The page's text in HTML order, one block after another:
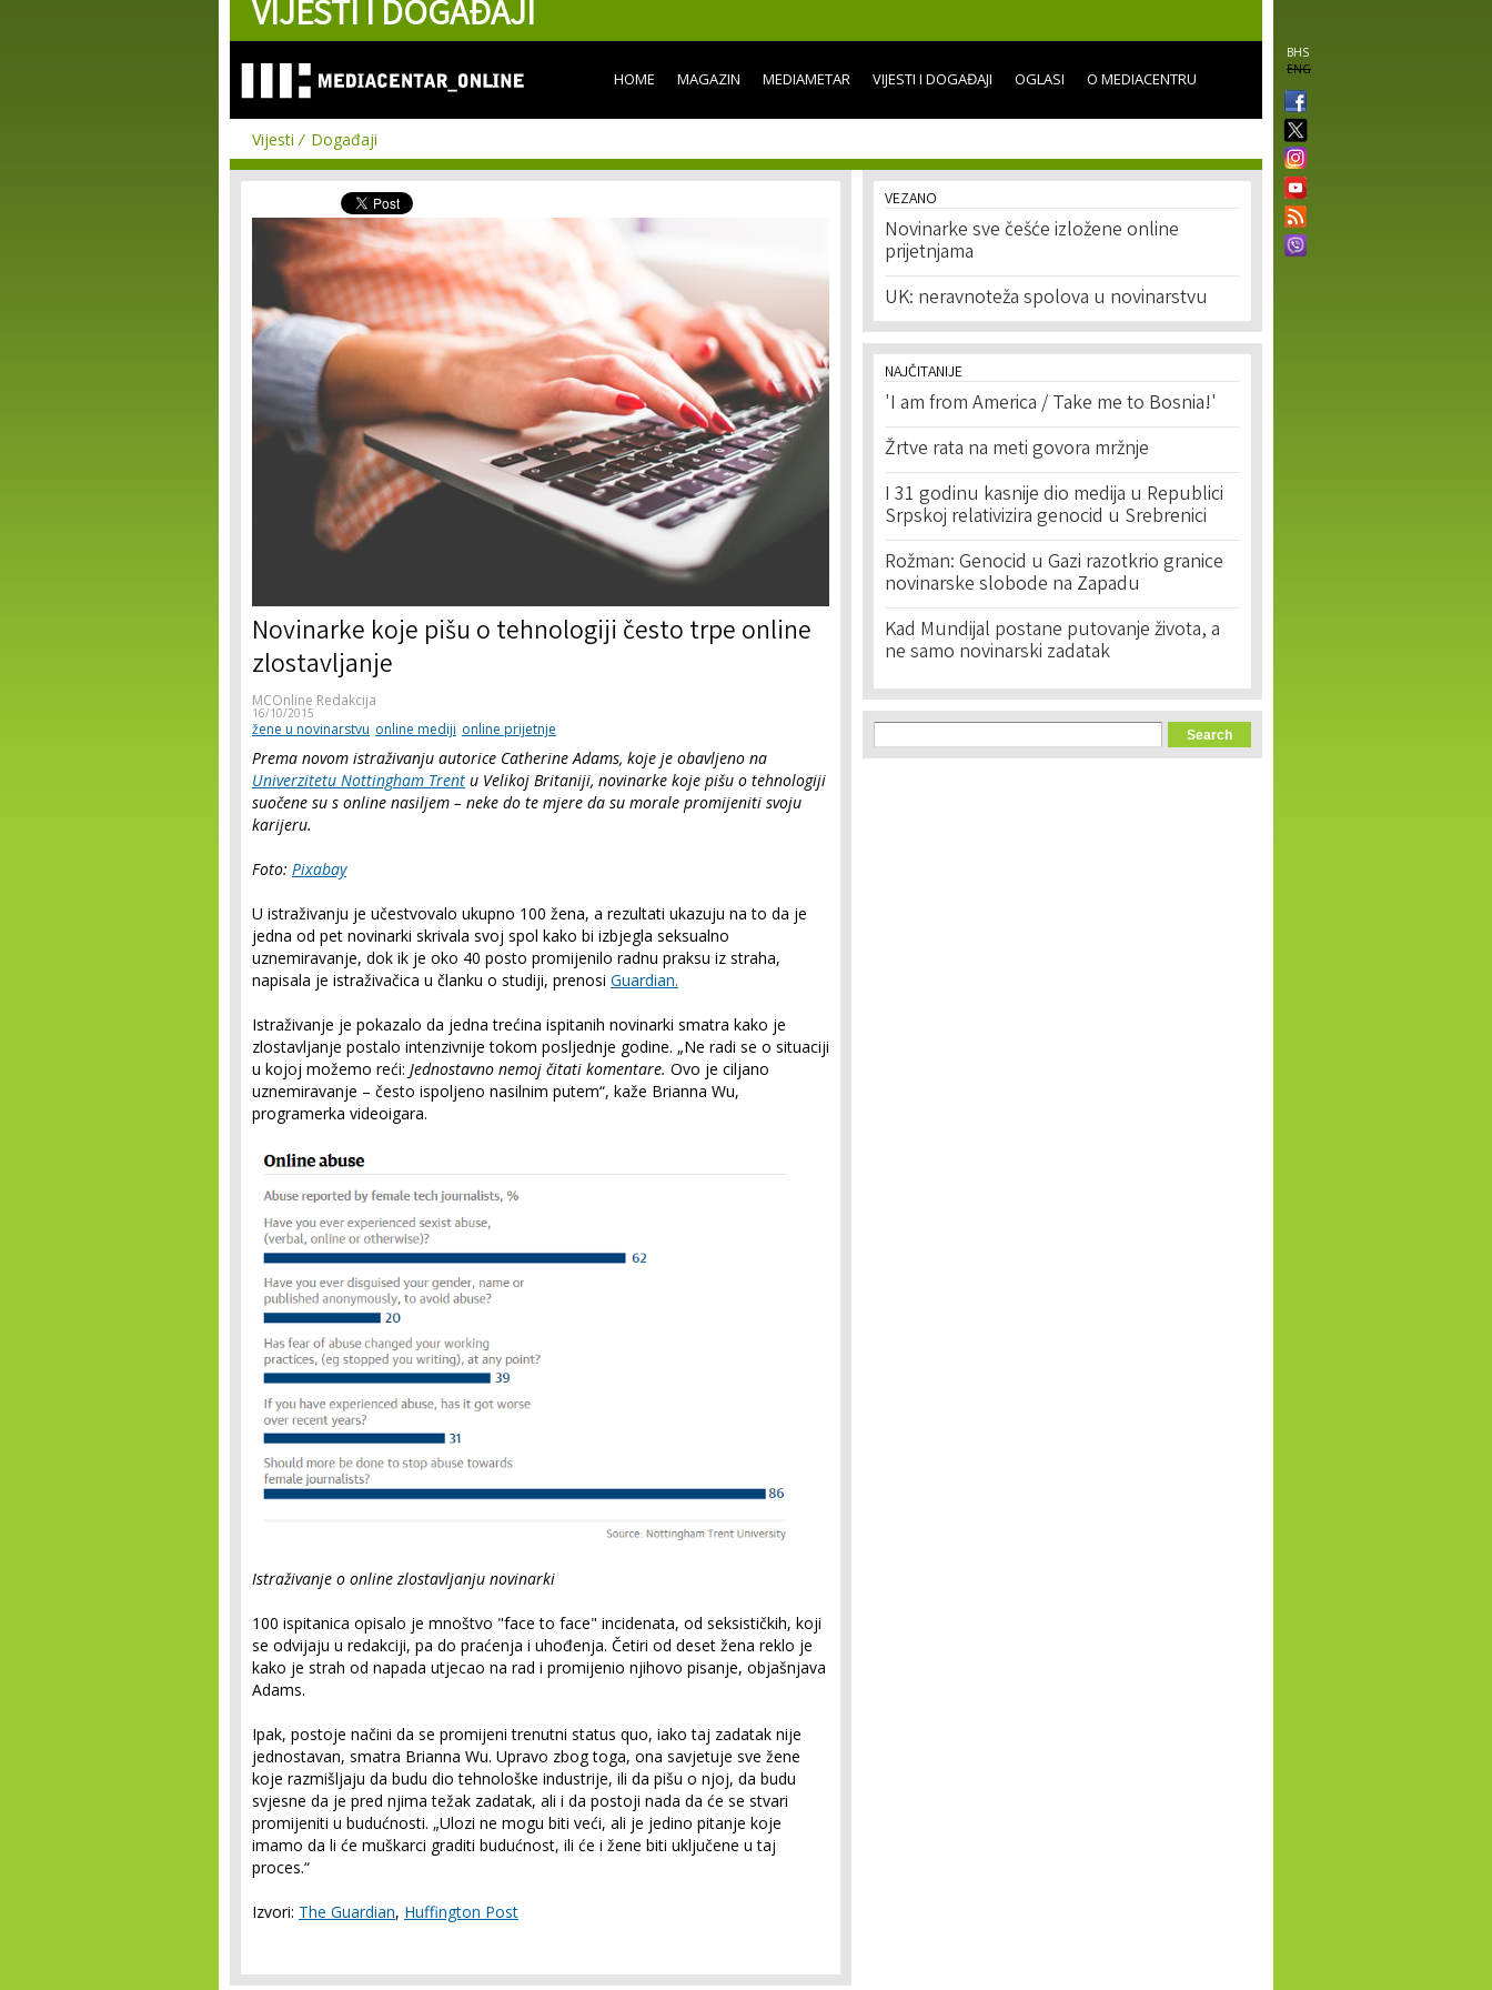
content
VIJESTI I DOGAĐAJI
BHS
ENG
HOME MAGAZIN MEDIAMETAR VIJESTI I DOGAĐAJI OGLASI O MEDIACENTRU
Vijesti Događaji
Novinarke koje pišu o tehnologiji često trpe online
zlostavljanje
MCOnline Redakcija
16/10/2015
žene u novinarstvu online mediji online prijetnje
Prema novom istraživanju autorice Catherine Adams, koje je obavljeno na
Univerzitetu Nottingham Trent u Velikoj Britaniji, novinarke koje pišu o tehnologiji
suočene su s online nasiljem – neke do te mjere da su morale promijeniti svoju
karijeru.
Foto: Pixabay
U istraživanju je učestvovalo ukupno 100 žena, a rezultati ukazuju na to da je
jedna od pet novinarki skrivala svoj spol kako bi izbjegla seksualno
uznemiravanje, dok ik je oko 40 posto promijenilo radnu praksu iz straha,
napisala je istraživačica u članku o studiji, prenosi Guardian.
Istraživanje je pokazalo da jedna trećina ispitanih novinarki smatra kako je
zlostavljanje postalo intenzivnije tokom posljednje godine. „Ne radi se o situaciji
u kojoj možemo reći: Jednostavno nemoj čitati komentare. Ovo je ciljano
uznemiravanje – često ispoljeno nasilnim putem“, kaže Brianna Wu,
programerka videoigara.
Istraživanje o online zlostavljanju novinarki
100 ispitanica opisalo je mnoštvo "face to face" incidenata, od seksističkih, koji
se odvijaju u redakciji, pa do praćenja i uhođenja. Četiri od deset žena reklo je
kako je strah od napada utjecao na rad i promijenio njihovo pisanje, objašnjava
Adams.
Ipak, postoje načini da se promijeni trenutni status quo, iako taj zadatak nije
jednostavan, smatra Brianna Wu. Upravo zbog toga, ona savjetuje sve žene
koje razmišljaju da budu dio tehnološke industrije, ili da pišu o njoj, da budu
svjesne da je pred njima težak zadatak, ali i da postoji nada da će se stvari
promijeniti u budućnosti. „Ulozi ne mogu biti veći, ali je jedino pitanje koje
imamo da li će muškarci graditi budućnost, ili će i žene biti uključene u taj
proces.“
Izvori: The Guardian, Huffington Post
VEZANO
Novinarke sve češće izložene online
prijetnjama
UK: neravnoteža spolova u novinarstvu
NAJČITANIJE
'I am from America / Take me to Bosnia!'
Žrtve rata na meti govora mržnje
I 31 godinu kasnije dio medija u Republici
Srpskoj relativizira genocid u Srebrenici
Rožman: Genocid u Gazi razotkrio granice
novinarske slobode na Zapadu
Kad Mundijal postane putovanje života, a
ne samo novinarski zadatak
Search form
Search